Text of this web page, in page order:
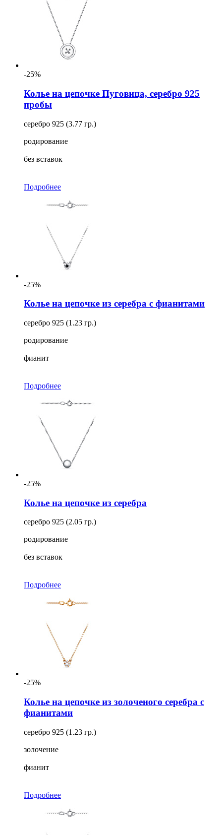
-25%
Колье на цепочке Пуговица, серебро 925
пробы
серебро 925 (3.77 гр.)
родирование
без вставок
Подробнее
-25%
Колье на цепочке из серебра с фианитами
серебро 925 (1.23 гр.)
родирование
фианит
Подробнее
-25%
Колье на цепочке из серебра
серебро 925 (2.05 гр.)
родирование
без вставок
Подробнее
-25%
Колье на цепочке из золоченого серебра с
фианитами
серебро 925 (1.23 гр.)
золочение
фианит
Подробнее